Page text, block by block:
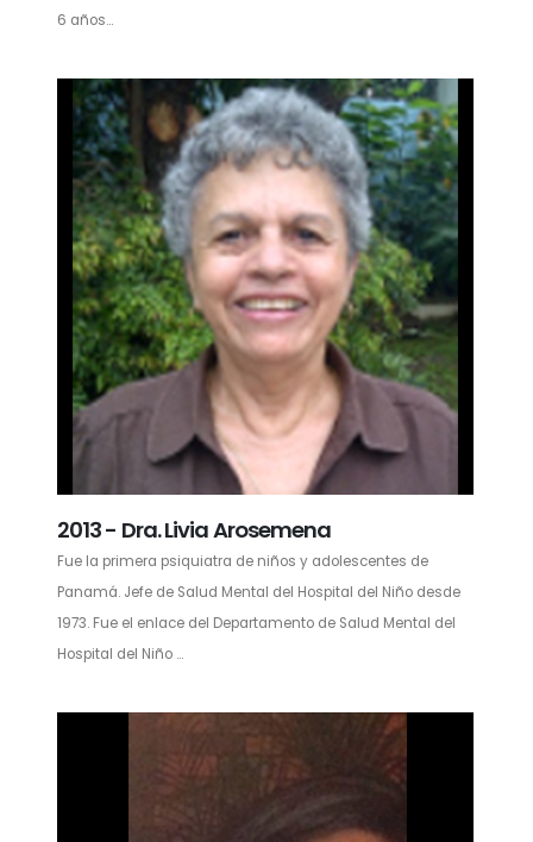
6 años...
2013 - Dra. Livia Arosemena
Fue la primera psiquiatra de niños y adolescentes de
Panamá. Jefe de Salud Mental del Hospital del Niño desde
1973. Fue el enlace del Departamento de Salud Mental del
Hospital del Niño ...